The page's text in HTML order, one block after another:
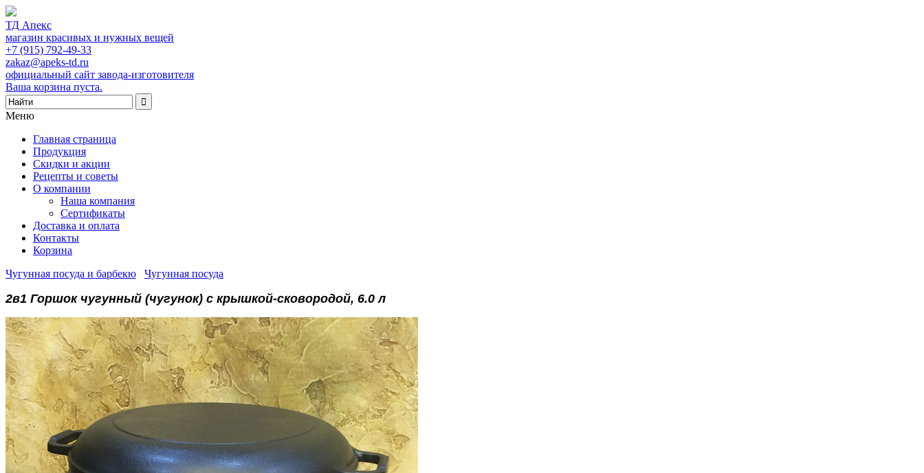
ТД Апекс
магазин красивых и нужных вещей
+7 (915) 792-49-33
zakaz@apeks-td.ru
официальный сайт завода-изготовителя
Ваша корзина пуста.
Меню
Главная страница
Продукция
Скидки и акции
Рецепты и советы
О компании
Наша компания
Сертификаты
Доставка и оплата
Контакты
Корзина
Чугунная посуда и барбекю
Чугунная посуда
2в1 Горшок чугунный (чугунок) с крышкой-сковородой, 6.0 л